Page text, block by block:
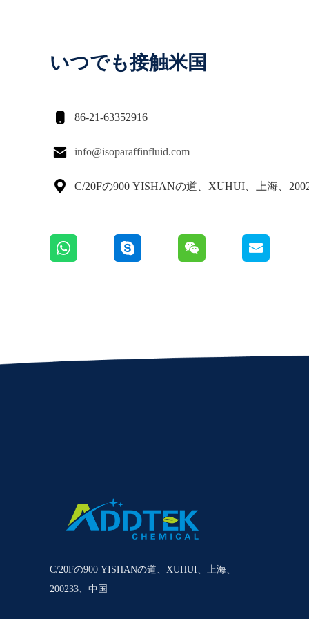
いつでも接触米国
 86-21-63352916
 info@isoparaffinfluid.com
 C/20Fの900 YISHANの道、XUHUI、上海、
C/20Fの900 YISHANの道、XUHUI、上海、
200233、中国